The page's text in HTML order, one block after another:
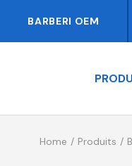
BARBERI OEM
Home Produits